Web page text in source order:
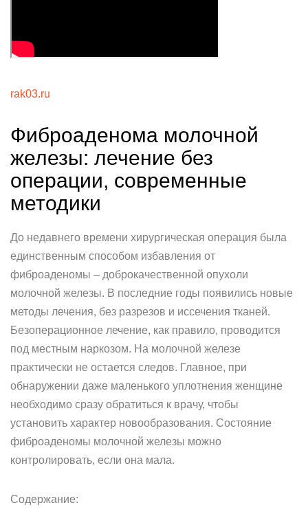
rak03.ru
Фиброаденома молочной
железы: лечение без
операции, современные
методики
До недавнего времени хирургическая операция была
единственным способом избавления от
фиброаденомы – доброкачественной опухоли
молочной железы. В последние годы появились новые
методы лечения, без разрезов и иссечения тканей.
Безоперационное лечение, как правило, проводится
под местным наркозом. На молочной железе
практически не остается следов. Главное, при
обнаружении даже маленького уплотнения женщине
необходимо сразу обратиться к врачу, чтобы
установить характер новообразования. Состояние
фиброаденомы молочной железы можно
контролировать, если она мала.
Содержание: